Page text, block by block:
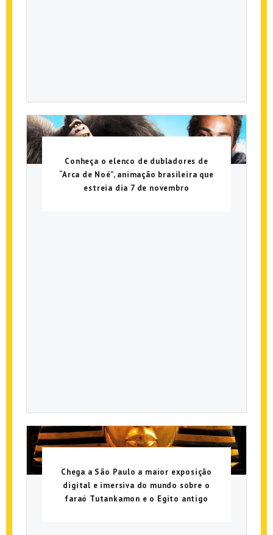
Conheça o elenco de dubladores de
“Arca de Noé”, animação brasileira que
estreia dia 7 de novembro
Chega a São Paulo a maior exposição
digital e imersiva do mundo sobre o
faraó Tutankamon e o Egito antigo